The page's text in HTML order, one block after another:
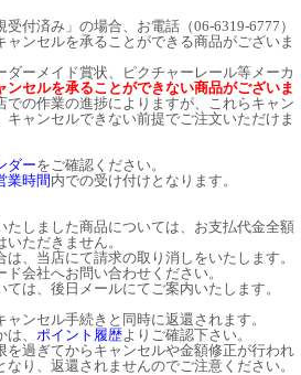
付済み」の場合、お電話（06-6319-6777）
ンセルを承ることができる商品がございま
ダーメイド賞状、ピクチャーレール等メーカ
ンセルを承ることができない商品がございま
での作業の進捗によりますが、これらキャン
ャンセルできない前提でご注文いただけま
ダーをご確認ください。
業時間 内での受け付けとなります。
たしました商品については、お支払代金全額
ただきません。
、当店にて請求の取り消しをいたします。
会社へお問い合わせください。
は、後日メールにてご案内いたします。
ンセル手続きと同時に返還されます。
、 ポイント履歴よりご確認下さい。
過ぎてからキャンセルや金額修正が行われ
り、返還されませんのでご注意ください。